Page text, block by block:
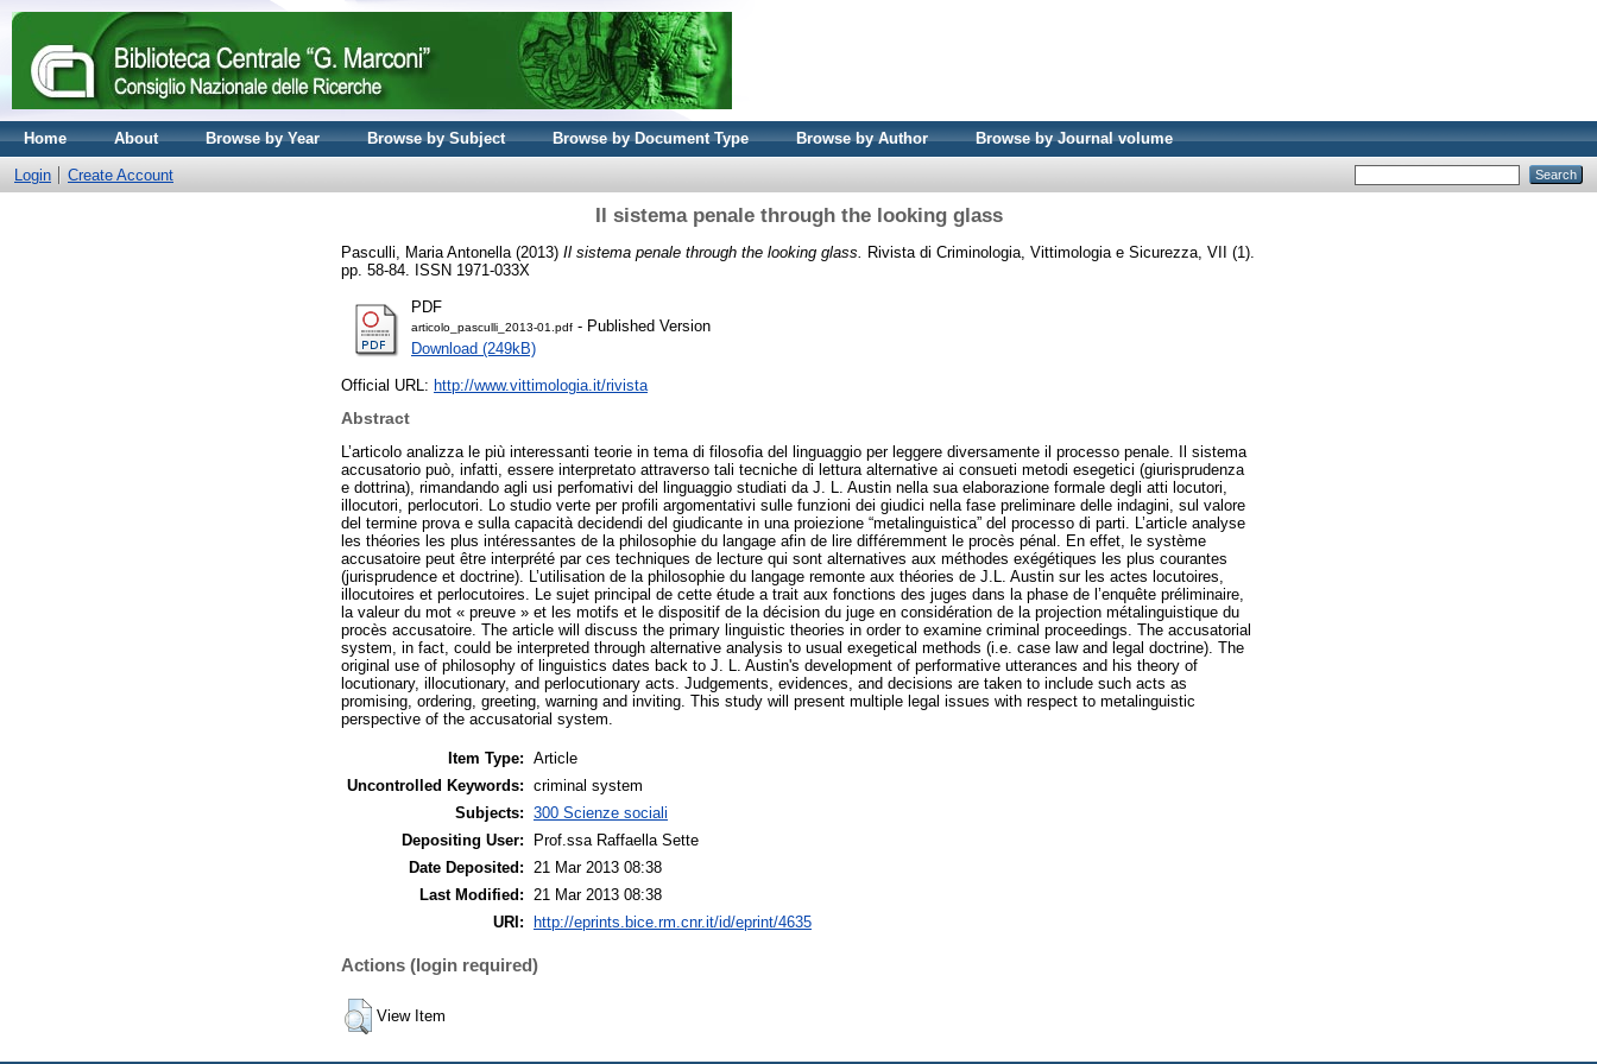
Home About Browse by Year Browse by Subject Browse by Document Type Browse by Author Browse by Journal volume
Login Create Account
Il sistema penale through the looking glass
Pasculli, Maria Antonella (2013) Il sistema penale through the looking glass.
Rivista di Criminologia, Vittimologia e Sicurezza, VII (1).
pp. 58-84. ISSN 1971-033X
PDF
articolo_pasculli_2013-01.pdf - Published Version
Download (249kB)
Official URL: http://www.vittimologia.it/rivista
Abstract
L’articolo analizza le più interessanti teorie in tema di filosofia del linguaggio per leggere diversamente il processo penale. Il sistema
accusatorio può, infatti, essere interpretato attraverso tali tecniche di lettura alternative ai consueti metodi esegetici (giurisprudenza
e dottrina), rimandando agli usi perfomativi del linguaggio studiati da J. L. Austin nella sua elaborazione formale degli atti locutori,
illocutori, perlocutori. Lo studio verte per profili argomentativi sulle funzioni dei giudici nella fase preliminare delle indagini, sul valore
del termine prova e sulla capacità decidendi del giudicante in una proiezione “metalinguistica” del processo di parti. L’article analyse
les théories les plus intéressantes de la philosophie du langage afin de lire différemment le procès pénal. En effet, le système
accusatoire peut être interprété par ces techniques de lecture qui sont alternatives aux méthodes exégétiques les plus courantes
(jurisprudence et doctrine). L’utilisation de la philosophie du langage remonte aux théories de J.L. Austin sur les actes locutoires,
illocutoires et perlocutoires. Le sujet principal de cette étude a trait aux fonctions des juges dans la phase de l’enquête préliminaire,
la valeur du mot « preuve » et les motifs et le dispositif de la décision du juge en considération de la projection métalinguistique du
procès accusatoire. The article will discuss the primary linguistic theories in order to examine criminal proceedings. The accusatorial
system, in fact, could be interpreted through alternative analysis to usual exegetical methods (i.e. case law and legal doctrine). The
original use of philosophy of linguistics dates back to J. L. Austin's development of performative utterances and his theory of
locutionary, illocutionary, and perlocutionary acts. Judgements, evidences, and decisions are taken to include such acts as
promising, ordering, greeting, warning and inviting. This study will present multiple legal issues with respect to metalinguistic
perspective of the accusatorial system.
Item Type: Article
Uncontrolled Keywords: criminal system
Subjects: 300 Scienze sociali
Depositing User:
Prof.ssa Raffaella Sette
Date Deposited:
21 Mar 2013 08:38
Last Modified:
21 Mar 2013 08:38
URI:
http://eprints.bice.rm.cnr.it/id/eprint/4635
Actions (login required)
View Item